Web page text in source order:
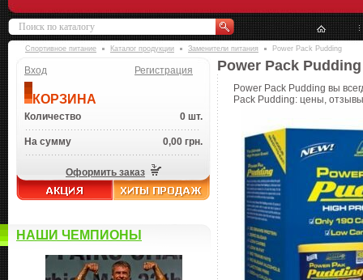
Спортивное питание Каталог продукции Заменители питания Power Pack Pudding
Вход Регистрация
КОРЗИНА
Количество 0 шт.
На сумму 0,00 грн.
Оформить заказ
НАШИ ЧЕМПИОНЫ
Power Pack Pudding
Power Pack Pudding вы
Pack Pudding: цены,